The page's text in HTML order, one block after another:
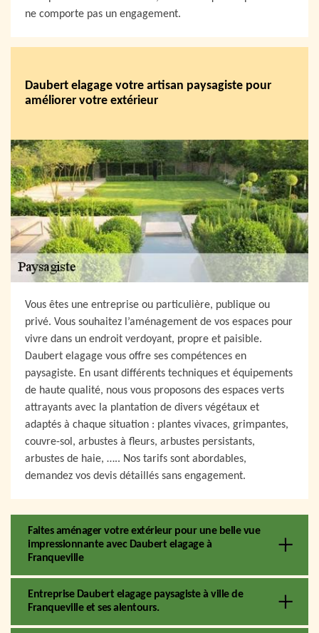
ne comporte pas un engagement.
Daubert elagage votre artisan paysagiste pour
améliorer votre extérieur
Vous êtes une entreprise ou particulière, publique ou
privé. Vous souhaitez l’aménagement de vos espaces pour
vivre dans un endroit verdoyant, propre et paisible.
Daubert elagage vous offre ses compétences en
paysagiste. En usant différents techniques et équipements
de haute qualité, nous vous proposons des espaces verts
attrayants avec la plantation de divers végétaux et
adaptés à chaque situation : plantes vivaces, grimpantes,
couvre-sol, arbustes à fleurs, arbustes persistants,
arbustes de haie, ….. Nos tarifs sont abordables,
demandez vos devis détaillés sans engagement.
Faites aménager votre extérieur pour une belle vue
impressionnante avec Daubert elagage à
Franqueville
Entreprise Daubert elagage paysagiste à ville de
Franqueville et ses alentours.